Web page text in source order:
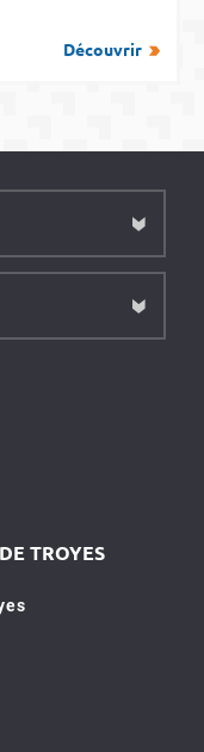
Découvrir
TROYES